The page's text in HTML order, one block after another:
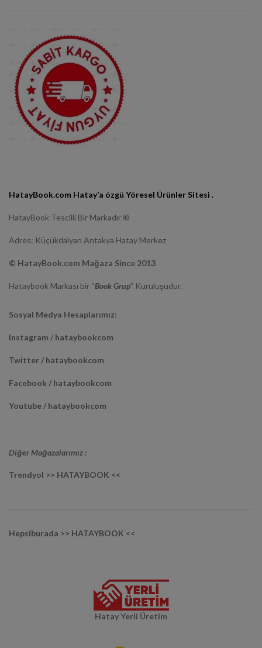
HatayBook.com Hatay’a özgü Yöresel Ürünler Sitesi .
HatayBook Tescilli Bir Markadır ®
Adres: Küçükdalyan Antakya Hatay Merkez
© HatayBook.com Mağaza Since 2013
Hataybook Markası bir “Book Grup” Kuruluşudur.
Sosyal Medya Hesaplarımız:
Instagram / hataybookcom
Twitter / hataybookcom
Facebook / hataybookcom
Youtube / hataybookcom
Diğer Mağazalarımız :
Trendyol >> HATAYBOOK <<
Hepsiburada >> HATAYBOOK <<
Hatay Yerli Üretim